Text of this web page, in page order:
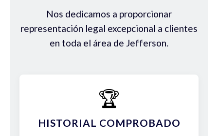
Nos dedicamos a proporcionar
representación legal excepcional a clientes
en toda el área de Jefferson.
🏆
HISTORIAL COMPROBADO